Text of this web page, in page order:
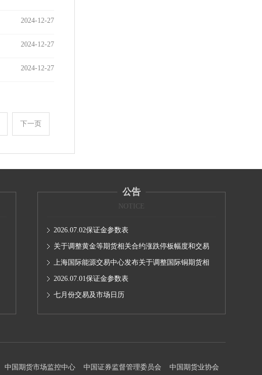
2024-12-27
2024-12-27
2024-12-27
下一页
公告
NOTICE
2026.07.02保证金参数表
关于调整黄金等期货相关合约涨跌停板幅度和交易
保证金比例的通知（转发）
上海国际能源交易中心发布关于调整国际铜期货相
关合约涨跌停板幅度和交易保证金比例的通知（转
发）
2026.07.01保证金参数表
七月份交易及市场日历
中国期货市场监控中心 中国证券监督管理委员会 中国期货业协会